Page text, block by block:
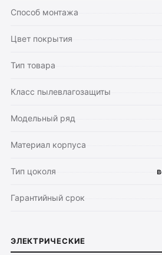
Способ монтажа
Цвет покрытия
Тип товара
Класс пылевлагозащиты
Модельный ряд
Материал корпуса
Тип цоколя
Гарантийный срок
ЭЛЕКТРИЧЕСКИЕ